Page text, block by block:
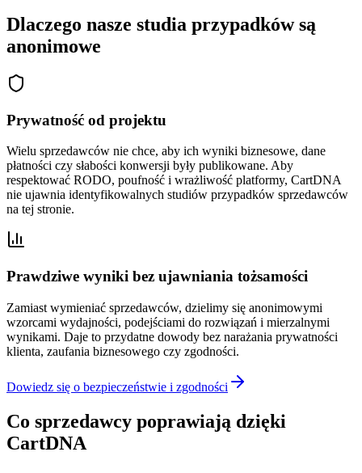
Dlaczego nasze studia przypadków są
anonimowe
Prywatność od projektu
Wielu sprzedawców nie chce, aby ich wyniki biznesowe, dane
płatności czy słabości konwersji były publikowane. Aby
respektować RODO, poufność i wrażliwość platformy, CartDNA
nie ujawnia identyfikowalnych studiów przypadków sprzedawców
na tej stronie.
Prawdziwe wyniki bez ujawniania tożsamości
Zamiast wymieniać sprzedawców, dzielimy się anonimowymi
wzorcami wydajności, podejściami do rozwiązań i mierzalnymi
wynikami. Daje to przydatne dowody bez narażania prywatności
klienta, zaufania biznesowego czy zgodności.
Dowiedz się o bezpieczeństwie i zgodności
Co sprzedawcy poprawiają dzięki
CartDNA